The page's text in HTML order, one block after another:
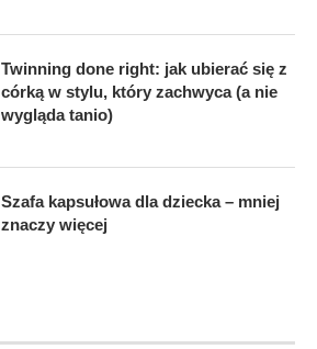
Twinning done right: jak ubierać się z
córką w stylu, który zachwyca (a nie
wygląda tanio)
Szafa kapsułowa dla dziecka – mniej
znaczy więcej